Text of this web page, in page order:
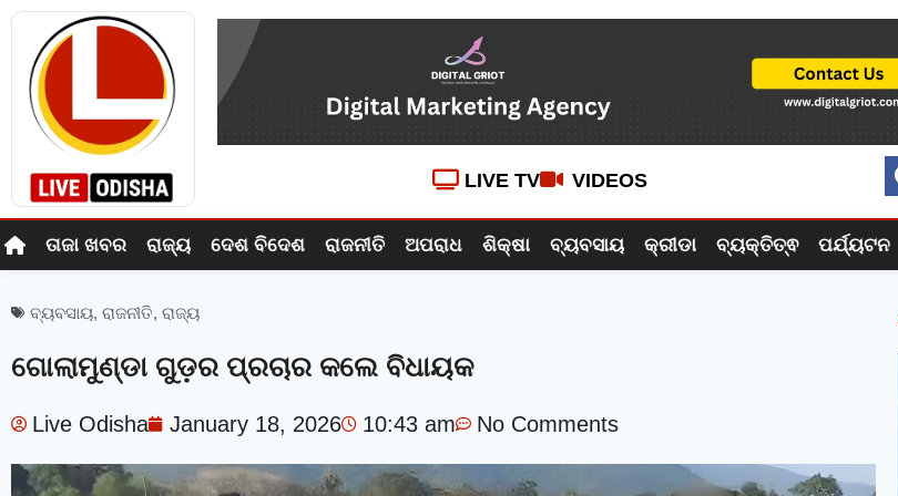
LIVE TV VIDEOS
ତାଜା ଖବର ରାଜ୍ୟ ଦେଶ ବିଦେଶ ରାଜନୀତି ଅପରାଧ ଶିକ୍ଷା ବ୍ୟବସାୟ କ୍ରୀଡା ବ୍ୟକ୍ତିତ୍ଵ ପର୍ଯ୍ୟଟନ
ବ୍ୟବସାୟ, ରାଜନୀତି, ରାଜ୍ୟ
ଗୋଲାମୁଣ୍ଡା ଗୁଡ଼ର ପ୍ରଚାର କଲେ ବିଧାୟକ
Live Odisha January 18, 2026 10:43 am No Comments